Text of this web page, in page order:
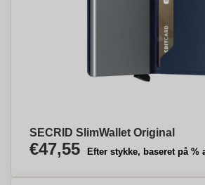
SECRID SlimWallet Original
€47,55 Efter stykke, baseret på %